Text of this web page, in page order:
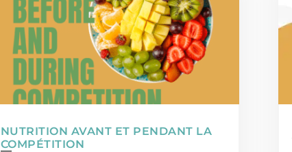
NUTRITION AVANT ET PENDANT LA
COMPÉTITION